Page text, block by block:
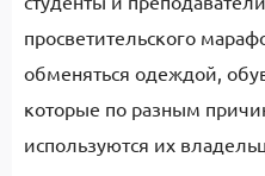
просветительского
обменяться одеждой,
которые по разным
используются их